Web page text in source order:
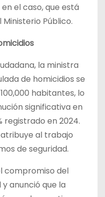
el caso, que está
Público.
la ministra
de homicidios se
habitantes, lo
significativa en
registrado en 2024.
atribuye al trabajo
de seguridad.
compromiso del
anunció que la